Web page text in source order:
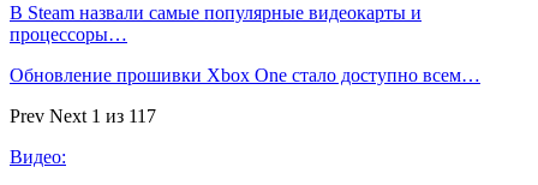
В Steam назвали самые популярные видеокарты и
процессоры…
Обновление прошивки Xbox One стало доступно всем…
Prev Next 1 из 117
Видео: